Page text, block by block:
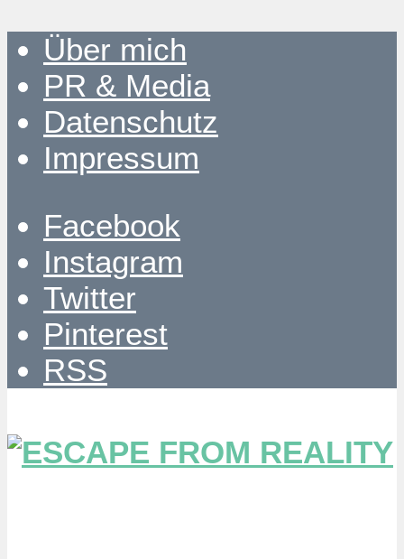
Über mich
PR & Media
Datenschutz
Impressum
Facebook
Instagram
Twitter
Pinterest
RSS